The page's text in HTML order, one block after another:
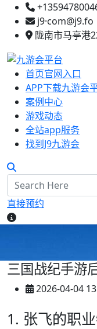
j9·com@j9.fo
陇南市马亭港
首页官网入口
APP下载九游会
案例中心
游戏动态
全站app服务
找到J9九游会
直接预约
三国战纪手游
2026-04-04
1. 张飞的职